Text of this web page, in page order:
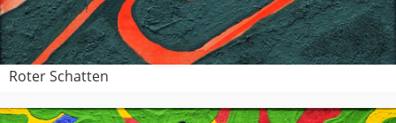
Roter Schatten